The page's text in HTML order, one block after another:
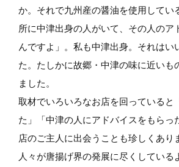
か。それで九州産の醤油を使用してい
所に中津出身の人がいて、その人のア
んですよ」。私も中津出身。それはい
た。たしかに故郷・中津の味に近いも
ました。
取材でいろいろなお店を回っていると
た」「中津の人にアドバイスをもらっ
店のご主人に出会うことも珍しくあり
人々が唐揚げ界の発展に尽くしている